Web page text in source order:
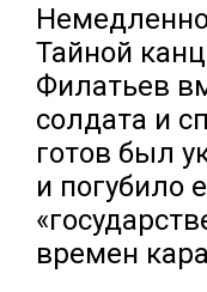
Тайной
Филатьев
солдата и
готов был
и погубило
времен